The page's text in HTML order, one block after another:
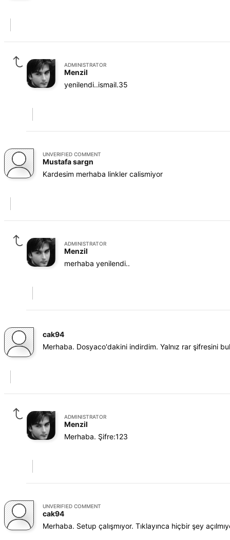
ADMINISTRATOR
Menzil
yenilendi..ismail.35
UNVERIFIED COMMENT
Mustafa sargn
Kardesim merhaba linkler calismiyor
ADMINISTRATOR
Menzil
merhaba yenilendi..
cak94
Merhaba. Dosyaco'dakini indirdim. Yalnız rar şifresini
ADMINISTRATOR
Menzil
Merhaba. Şifre:123
UNVERIFIED COMMENT
cak94
Merhaba. Setup çalışmıyor. Tıklayınca hiçbir şey